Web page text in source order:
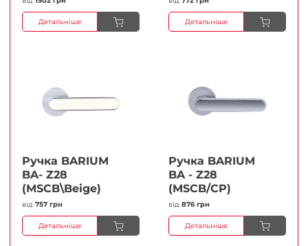
Детальніше Детальніше
Ручка BARIUM
BA- Z28
(MSCB\Beige)
від 757 грн
Детальніше
Ручка BARIUM
BA - Z28
(MSCB/CP)
від 876 грн
Детальніше